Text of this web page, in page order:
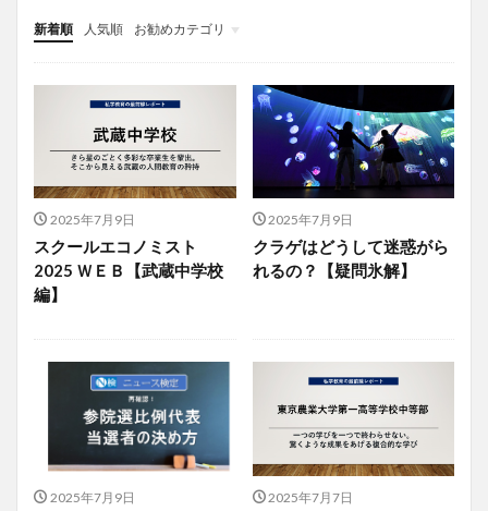
新着順 人気順
お勧めカテゴリ
投稿
学び
マンガ
電子書籍
2025年7月9日
スクールエコノミスト
2025 ＷＥＢ【武蔵中学校
編】
2025年7月9日
クラゲはどうして迷惑がら
れるの？【疑問氷解】
2025年7月9日 2025年7月7日